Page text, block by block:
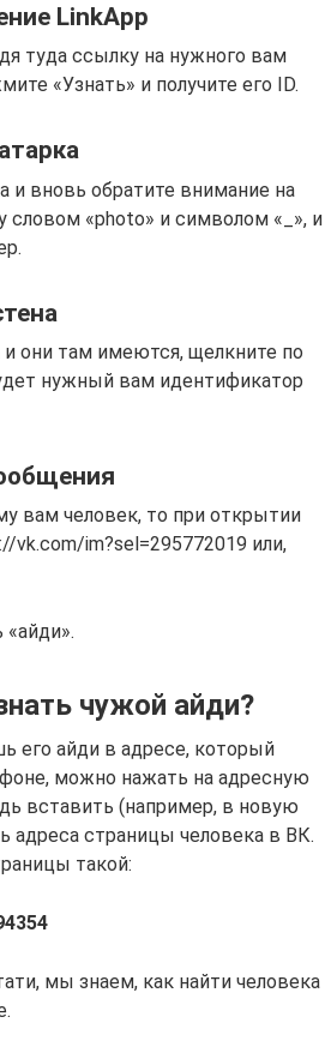
LinkApp
туда ссылку на нужного вам
«Узнать» и получите его ID.
и вновь обратите внимание на
«photo» и символом «_», и
они там имеются, щелкните по
нужный вам идентификатор
вам человек, то при открытии
vk.com/im?sel=295772019 или,
чужой айди?
его айди в адресе, который
можно нажать на адресную
вставить (например, в новую
адреса страницы человека в ВК.
такой:
мы знаем, как найти человека